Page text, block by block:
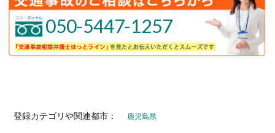
050-5447-1257
登録カテゴリや関連都市： 鹿児島県